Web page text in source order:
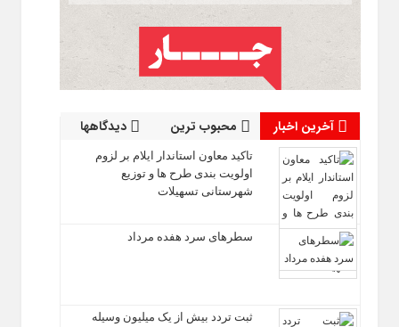
آخرین اخبار محبوب ترین دیدگاهها
تاکید معاون استاندار ایلام بر لزوم
اولویت‌ بندی طرح‌ ها و توزیع
شهرستانی تسهیلات
سطرهای سرد هفده مرداد
ثبت تردد بیش از یک میلیون وسیله